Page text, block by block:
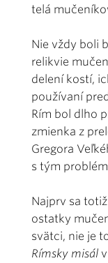
telá
Nie vždy boli
relikvie
delení kostí,
používaní
Rím bol dlho
zmienka z
Gregora
s tým
Najprv sa
ostatky
svätci, nie je
Rímsky misál